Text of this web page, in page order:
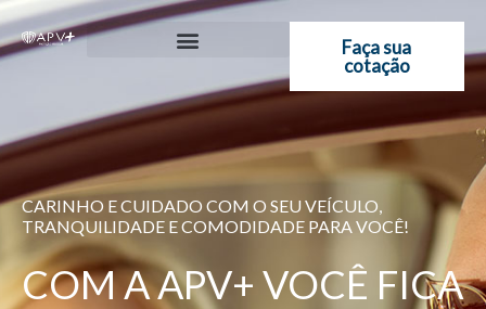
Ir
para
Faça sua
cotação
CARINHO E CUIDADO COM O SEU VEÍCULO,
TRANQUILIDADE E COMODIDADE PARA VOCÊ!
COM A APV+ VOCÊ FICA